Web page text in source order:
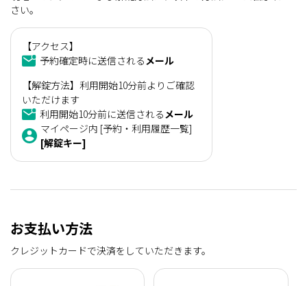
さい。
【アクセス】
予約確定時に送信されるメール
【解錠方法】利用開始10分前よりご確認
いただけます
利用開始10分前に送信されるメール
マイページ内 [予約・利用履歴一覧]
[解錠キー]
お支払い方法
クレジットカードで決済をしていただきます。